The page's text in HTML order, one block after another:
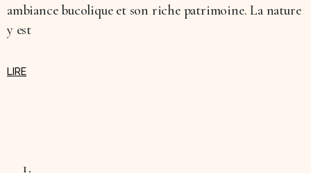
ambiance bucolique et son riche patrimoine. La nature
y est